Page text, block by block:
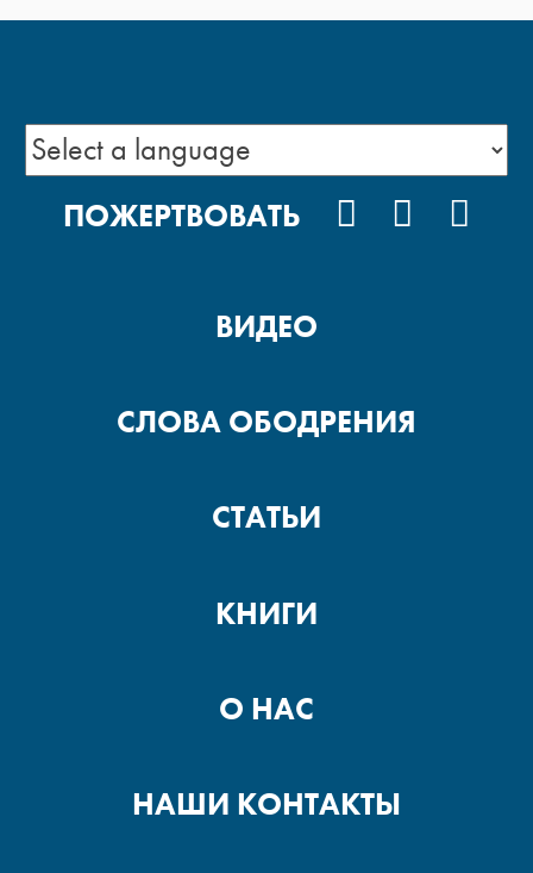
ПОЖЕРТВОВАТЬ VKONTAKTE
ВИДЕО
СЛОВА ОБОДРЕНИЯ
СТАТЬИ
КНИГИ
О НАС
НАШИ КОНТАКТЫ